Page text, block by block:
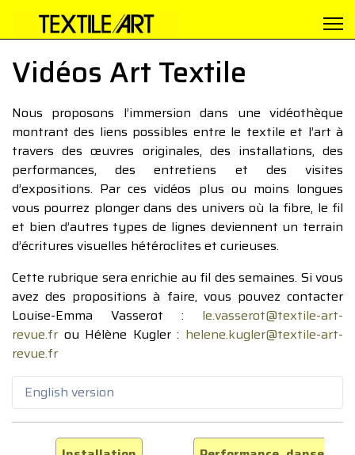
Vidéos Art Textile
Nous proposons l’immersion dans une vidéothèque
montrant des liens possibles entre le textile et l’art à
travers des œuvres originales, des installations, des
performances, des entretiens et des visites
d’expositions. Par ces vidéos plus ou moins longues
vous pourrez plonger dans des univers où la fibre, le fil
et bien d’autres types de lignes deviennent un terrain
d’écritures visuelles hétéroclites et curieuses.
Cette rubrique sera enrichie au fil des semaines. Si vous
avez des propositions à faire, vous pouvez contacter
Louise-Emma Vasserot : le.vasserot@textile-art-
revue.fr ou Hélène Kugler : helene.kugler@textile-art-
revue.fr
English version